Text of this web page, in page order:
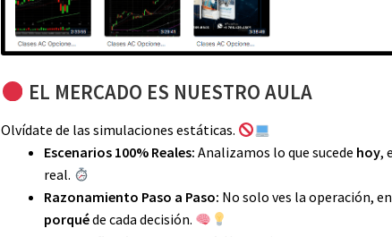
EL MERCADO ES NUESTRO AULA
Olvídate de las simulaciones estáticas.
Escenarios 100% Reales: Analizamos lo que sucede hoy,
real.
Razonamiento Paso a Paso: No solo ves la operación,
porquéde cada decisión.